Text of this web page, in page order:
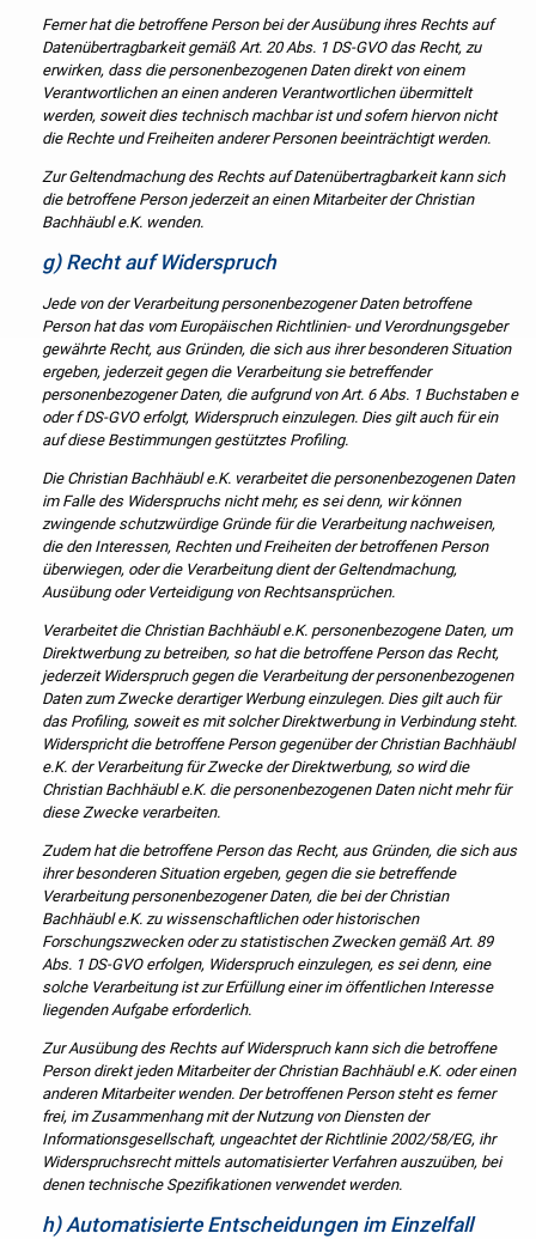
Ferner hat die betroffene Person bei der Ausübung ihres Rechts auf
Datenübertragbarkeit gemäß Art. 20 Abs. 1 DS-GVO das Recht, zu
erwirken, dass die personenbezogenen Daten direkt von einem
Verantwortlichen an einen anderen Verantwortlichen übermittelt
werden, soweit dies technisch machbar ist und sofern hiervon nicht
die Rechte und Freiheiten anderer Personen beeinträchtigt werden.
Zur Geltendmachung des Rechts auf Datenübertragbarkeit kann sich
die betroffene Person jederzeit an einen Mitarbeiter der Christian
Bachhäubl e.K. wenden.
g) Recht auf Widerspruch
Jede von der Verarbeitung personenbezogener Daten betroffene
Person hat das vom Europäischen Richtlinien- und Verordnungsgeber
gewährte Recht, aus Gründen, die sich aus ihrer besonderen Situation
ergeben, jederzeit gegen die Verarbeitung sie betreffender
personenbezogener Daten, die aufgrund von Art. 6 Abs. 1 Buchstaben e
oder f DS-GVO erfolgt, Widerspruch einzulegen. Dies gilt auch für ein
auf diese Bestimmungen gestütztes Profiling.
Die Christian Bachhäubl e.K. verarbeitet die personenbezogenen Daten
im Falle des Widerspruchs nicht mehr, es sei denn, wir können
zwingende schutzwürdige Gründe für die Verarbeitung nachweisen,
die den Interessen, Rechten und Freiheiten der betroffenen Person
überwiegen, oder die Verarbeitung dient der Geltendmachung,
Ausübung oder Verteidigung von Rechtsansprüchen.
Verarbeitet die Christian Bachhäubl e.K. personenbezogene Daten, um
Direktwerbung zu betreiben, so hat die betroffene Person das Recht,
jederzeit Widerspruch gegen die Verarbeitung der personenbezogenen
Daten zum Zwecke derartiger Werbung einzulegen. Dies gilt auch für
das Profiling, soweit es mit solcher Direktwerbung in Verbindung steht.
Widerspricht die betroffene Person gegenüber der Christian Bachhäubl
e.K. der Verarbeitung für Zwecke der Direktwerbung, so wird die
Christian Bachhäubl e.K. die personenbezogenen Daten nicht mehr für
diese Zwecke verarbeiten.
Zudem hat die betroffene Person das Recht, aus Gründen, die sich aus
ihrer besonderen Situation ergeben, gegen die sie betreffende
Verarbeitung personenbezogener Daten, die bei der Christian
Bachhäubl e.K. zu wissenschaftlichen oder historischen
Forschungszwecken oder zu statistischen Zwecken gemäß Art. 89
Abs. 1 DS-GVO erfolgen, Widerspruch einzulegen, es sei denn, eine
solche Verarbeitung ist zur Erfüllung einer im öffentlichen Interesse
liegenden Aufgabe erforderlich.
Zur Ausübung des Rechts auf Widerspruch kann sich die betroffene
Person direkt jeden Mitarbeiter der Christian Bachhäubl e.K. oder einen
anderen Mitarbeiter wenden. Der betroffenen Person steht es ferner
frei, im Zusammenhang mit der Nutzung von Diensten der
Informationsgesellschaft, ungeachtet der Richtlinie 2002/58/EG, ihr
Widerspruchsrecht mittels automatisierter Verfahren auszuüben, bei
denen technische Spezifikationen verwendet werden.
h) Automatisierte Entscheidungen im Einzelfall